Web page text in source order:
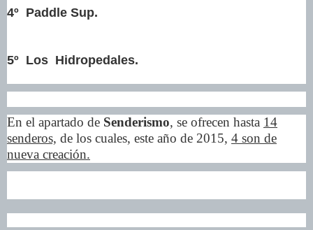
4º Paddle Sup.
5º Los Hidropedales.
En el apartado de Senderismo, se ofrecen hasta 14
senderos, de los cuales, este año de 2015, 4 son de
nueva creación.